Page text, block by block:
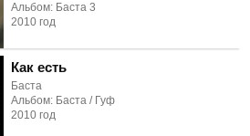
Альбом: Баста 3
2010 год
Как есть
Баста
Альбом: Баста / Гуф
2010 год